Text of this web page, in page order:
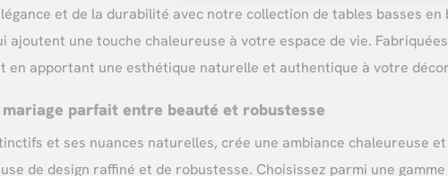
et de la durabilité avec notre collection de tables basses
une touche chaleureuse à votre espace de vie.
en apportant une esthétique naturelle et authentique à votre
parfait entre beauté et robustesse
et ses nuances naturelles, crée une ambiance chaleureuse
de design raffiné et de robustesse. Choisissez parmi une